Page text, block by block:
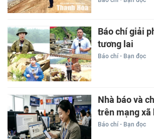
Báo chí giải
tương lai
Báo chí - Bạn đọc
Nhà báo và
trên mạng xã
Báo chí - Bạn đọc